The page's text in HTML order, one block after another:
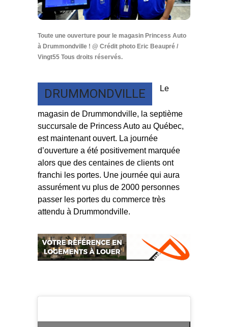
Toute une ouverture pour le magasin Princess Auto
à Drummondville ! @ Crédit photo Eric Beaupré /
Vingt55 Tous droits réservés.
DRUMMONDVILLE Le
magasin de Drummondville, la septième
succursale de Princess Auto au Québec,
est maintenant ouvert. La journée
d’ouverture a été positivement marquée
alors que des centaines de clients ont
franchi les portes. Une journée qui aura
assurément vu plus de 2000 personnes
passer les portes du commerce très
attendu à Drummondville.